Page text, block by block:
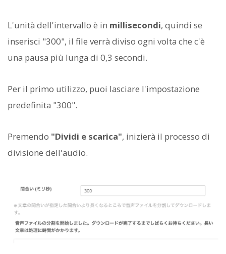
L'unità dell'intervallo è in millisecondi, quindi se
inserisci "300", il file verrà diviso ogni volta che c'è
una pausa più lunga di 0,3 secondi.
Per il primo utilizzo, puoi lasciare l'impostazione
predefinita "300".
Premendo "Dividi e scarica", inizierà il processo di
divisione dell'audio.